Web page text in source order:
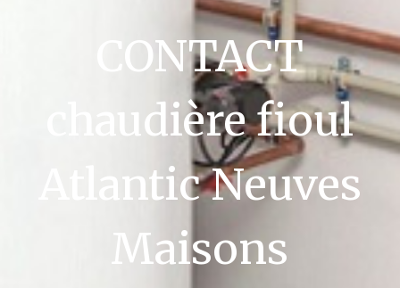
CONTACT
chaudière fioul
Atlantic Neuves
Maisons